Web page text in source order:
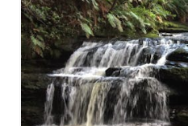
動物、天文學和觀賞螢火蟲。